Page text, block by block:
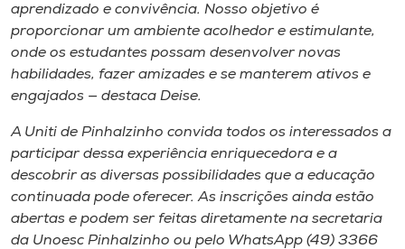
aprendizado e convivência. Nosso objetivo é
proporcionar um ambiente acolhedor e estimulante,
onde os estudantes possam desenvolver novas
habilidades, fazer amizades e se manterem ativos e
engajados — destaca Deise.
A Uniti de Pinhalzinho convida todos os interessados a
participar dessa experiência enriquecedora e a
descobrir as diversas possibilidades que a educação
continuada pode oferecer. As inscrições ainda estão
abertas e podem ser feitas diretamente na secretaria
da Unoesc Pinhalzinho ou pelo WhatsApp (49) 3366